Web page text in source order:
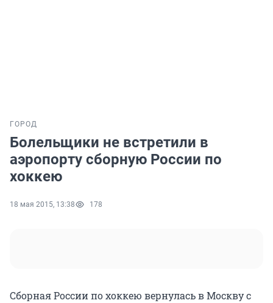
ГОРОД
Болельщики не встретили в
аэропорту сборную России по
хоккею
18 мая 2015, 13:38 178
Сборная России по хоккею вернулась в Москву с